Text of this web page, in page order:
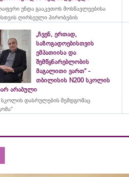
უნდა გააკეთოს მოსწავლეებისა
ღირსეული პირობების
„ჩვენ, ერთად,
საზოგადოებისთვის
ემპათიისა და
შემწყნარებლობის
მაგალითი ვართ“ -
თბილისის N200 სკოლის
არაბული
სკოლის დასრულების შემდგომაც